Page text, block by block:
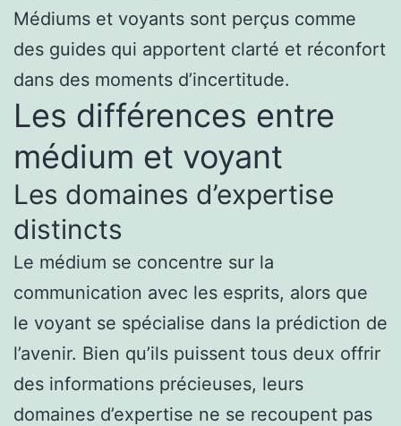
Médiums et voyants sont perçus comme
des guides qui apportent clarté et réconfort
dans des moments d’incertitude.
Les différences entre
médium et voyant
Les domaines d’expertise
distincts
Le médium se concentre sur la
communication avec les esprits, alors que
le voyant se spécialise dans la prédiction de
l’avenir. Bien qu’ils puissent tous deux offrir
des informations précieuses, leurs
domaines d’expertise ne se recoupent pas